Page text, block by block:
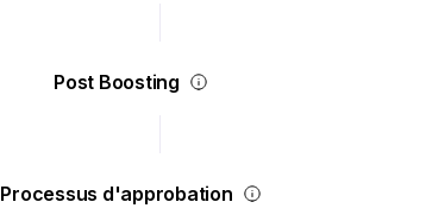
Post Boosting
Processus d'approbation